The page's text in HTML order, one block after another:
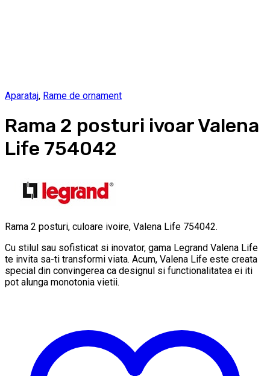
Aparataj, Rame de ornament
Rama 2 posturi ivoar Valena
Life 754042
Rama 2 posturi, culoare ivoire, Valena Life 754042.
Cu stilul sau sofisticat si inovator, gama Legrand Valena Life
te invita sa-ti transformi viata. Acum, Valena Life este creata
special din convingerea ca designul si functionalitatea ei iti
pot alunga monotonia vietii.